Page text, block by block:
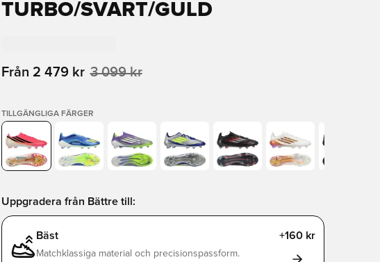
TURBO/SVART/GULD
Från 2 479 kr 3 099 kr
TILLGÄNGLIGA FÄRGER
Uppgradera från Bättre till:
Bäst +160 kr
Matchklassiga material och precisionspassform.